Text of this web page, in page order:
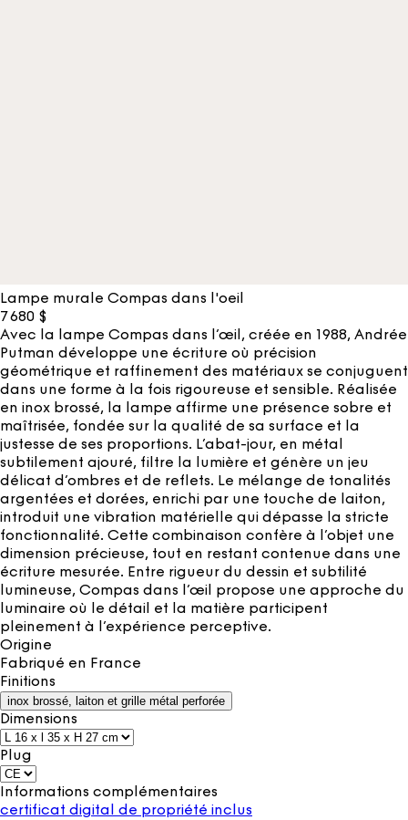
Lampe murale Compas dans l'oeil
7 680 $
Avec la lampe Compas dans l’œil, créée en 1988, Andrée
Putman développe une écriture où précision
géométrique et raffinement des matériaux se conjuguent
dans une forme à la fois rigoureuse et sensible. Réalisée
en inox brossé, la lampe affirme une présence sobre et
maîtrisée, fondée sur la qualité de sa surface et la
justesse de ses proportions. L’abat-jour, en métal
subtilement ajouré, filtre la lumière et génère un jeu
délicat d’ombres et de reflets. Le mélange de tonalités
argentées et dorées, enrichi par une touche de laiton,
introduit une vibration matérielle qui dépasse la stricte
fonctionnalité. Cette combinaison confère à l’objet une
dimension précieuse, tout en restant contenue dans une
écriture mesurée. Entre rigueur du dessin et subtilité
lumineuse, Compas dans l’œil propose une approche du
luminaire où le détail et la matière participent
pleinement à l’expérience perceptive.
Origine
Fabriqué en France
Finitions
inox brossé, laiton et grille métal perforée
Dimensions
Plug
Informations complémentaires
certificat digital de propriété inclus